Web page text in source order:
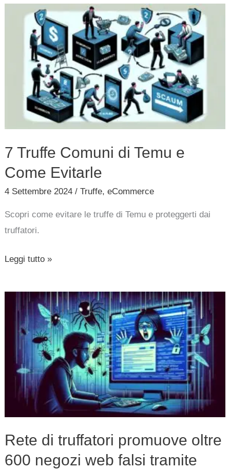
7 Truffe Comuni di Temu e
Come Evitarle
4 Settembre 2024/Truffe,eCommerce
Scopri come evitare le truffe di Temu e proteggerti dai
truffatori.
Comuni
Evitarle
Leggi tutto »
Rete di truffatori promuove oltre
600 negozi web falsi tramite
truffatori
promuove
oltre
600
negozi
tramite
annunci